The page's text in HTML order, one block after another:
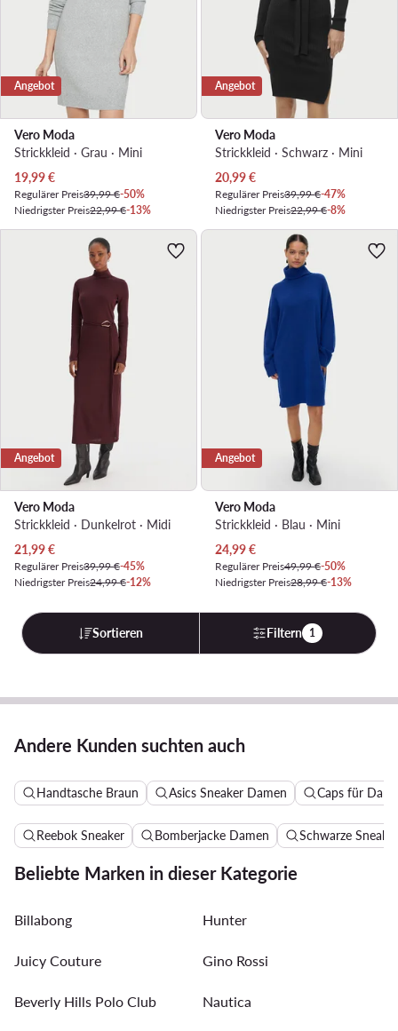
Angebot
Vero Moda
Strickkleid · Grau · Mini
Aktueller Preis
19,99€
Regulärer Preis39,99 €-50%
Niedrigster Preis22,99 €-13%
Angebot
Vero Moda
Strickkleid · Schwarz · Mini
Aktueller Preis
20,99€
Regulärer Preis39,99 €-47%
Niedrigster Preis22,99 €-8%
Angebot
Vero Moda
Strickkleid · Dunkelrot · Midi
Aktueller Preis
21,99€
Regulärer Preis39,99 €-45%
Niedrigster Preis24,99 €-12%
Angebot
Vero Moda
Strickkleid · Blau · Mini
Aktueller Preis
24,99€
Regulärer Preis49,99 €-50%
Niedrigster Preis28,99 €-13%
Sortieren Filtern 1
Andere Kunden suchten auch
Handtasche Braun Asics Sneaker Damen Caps für
Reebok Sneaker Bomberjacke Damen Schwarze
Beliebte Marken in dieser Kategorie
Billabong Hunter
Juicy Couture Gino Rossi
Beverly Hills Polo Club Nautica